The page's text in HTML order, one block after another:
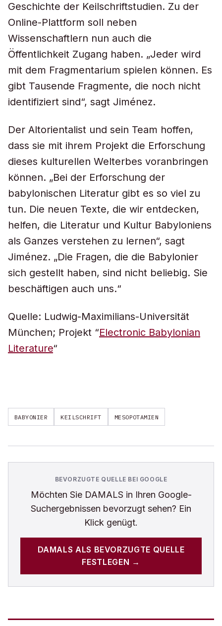
Geschichte der Keilschriftstudien. Zu der
Online-Plattform soll neben
Wissenschaftlern nun auch die
Öffentlichkeit Zugang haben. „Jeder wird
mit dem Fragmentarium spielen können. Es
gibt Tausende Fragmente, die noch nicht
identifiziert sind“, sagt Jiménez.
Der Altorientalist und sein Team hoffen,
dass sie mit ihrem Projekt die Erforschung
dieses kulturellen Welterbes voranbringen
können. „Bei der Erforschung der
babylonischen Literatur gibt es so viel zu
tun. Die neuen Texte, die wir entdecken,
helfen, die Literatur und Kultur Babyloniens
als Ganzes verstehen zu lernen“, sagt
Jiménez. „Die Fragen, die die Babylonier
sich gestellt haben, sind nicht beliebig. Sie
beschäftigen auch uns.“
Quelle: Ludwig-Maximilians-Universität
München; Projekt “Electronic Babylonian
Literature“
BABYONIER KEILSCHRIFT MESOPOTAMIEN
BEVORZUGTE QUELLE BEI GOOGLE
Möchten Sie DAMALS in Ihren Google-
Suchergebnissen bevorzugt sehen? Ein
Klick genügt.
DAMALS ALS BEVORZUGTE QUELLE
FESTLEGEN →